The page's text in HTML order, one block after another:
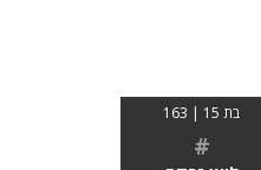
בת 15 | 163
#